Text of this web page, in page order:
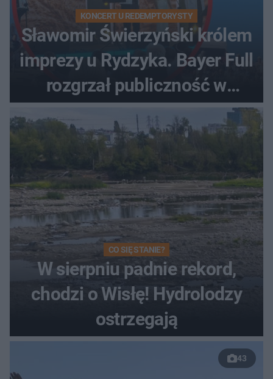
KONCERT U REDEMPTORYSTY
Sławomir Świerzyński królem
imprezy u Rydzyka. Bayer Full
rozgrzał publiczność w
Toruniu
CO SIĘ STANIE?
W sierpniu padnie rekord,
chodzi o Wisłę! Hydrolodzy
ostrzegają
43